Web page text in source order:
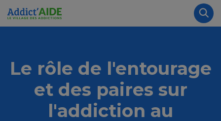
Aller au contenu principal
Le rôle de l'entourage
et des paires sur
l'addiction au
Panneau de gestion des cookies